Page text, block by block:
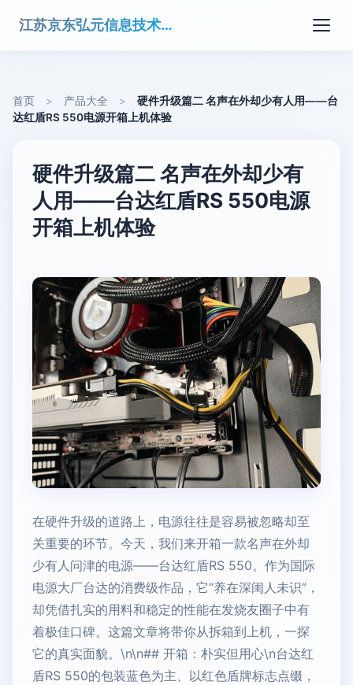
江苏京东弘元信息技术有限公司
首页 > 产品大全 >
硬件升级篇二 名声在外却少有人用——台
达红盾RS 550电源开箱上机体验
硬件升级篇二 名声在外却少有
人用——台达红盾RS 550电源
开箱上机体验
在硬件升级的道路上，电源往往是容易被忽略却至
关重要的环节。今天，我们来开箱一款名声在外却
少有人问津的电源——台达红盾RS 550。作为国际
电源大厂台达的消费级作品，它“养在深闺人未识”，
却凭借扎实的用料和稳定的性能在发烧友圈子中有
着极佳口碑。这篇文章将带你从拆箱到上机，一探
它的真实面貌。\n\n## 开箱：朴实但用心\n台达红
盾RS 550的包装蓝色为主、以红色盾牌标志点缀，